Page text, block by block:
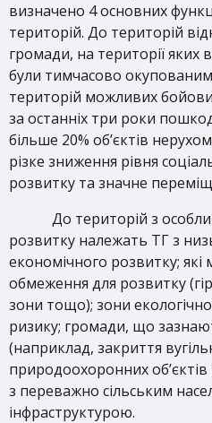
визначено 4 основних
територій. До територій
громади, на території яких
були тимчасово
територій можливих
за останніх три роки
більше 20% об’єктів
різке зниження рівня
розвитку та значне
До територій з
розвитку належать ТГ з
економічного розвитку;
обмеження для розвитку
зони тощо); зони
ризику; громади, що
(наприклад, закриття
природоохоронних
з переважно сільським
інфраструктурою.